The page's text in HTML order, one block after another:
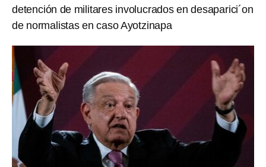
detención de militares involucrados en desaparici´on
de normalistas en caso Ayotzinapa